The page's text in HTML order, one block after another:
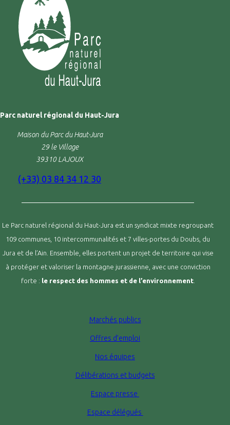
Parc naturel régional du Haut-Jura
Maison du Parc du Haut-Jura
29 le Village
39310 LAJOUX
(+33) 03 84 34 12 30
Le Parc naturel régional du Haut-Jura est un syndicat mixte regroupant
109 communes, 10 intercommunalités et 7 villes-portes du Doubs, du
Jura et de l’Ain. Ensemble, elles portent un projet de territoire qui vise
à protéger et valoriser la montagne jurassienne, avec une conviction
forte : le respect des hommes et de l’environnement.
Marchés publics
Offres d’emploi
Nos équipes
Délibérations et budgets
Espace presse
Espace délégués